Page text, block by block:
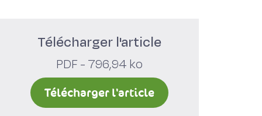
Télécharger l'article
PDF - 796,94 ko
Télécharger l'article